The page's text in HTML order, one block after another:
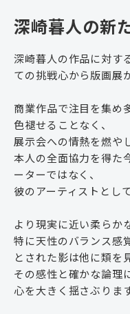
深崎暮人の新
深崎暮人の作品に対す
ての挑戦心から版画展
商業作品で注目を集め
色褪せることなく、
展示会への情熱を燃や
本人の全面協力を得た
ーターではなく、
彼のアーティストとし
より現実に近い柔らか
特に天性のバランス感
とされた影は他に類を
その感性と確かな論理
心を大きく揺さぶります